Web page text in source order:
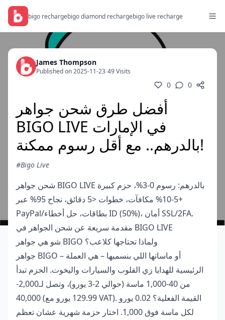
bigo rechargebigo diamond rechargebigo live recharge
James Thompson
Published on 2025-11-23/49 Visits
0 0
أفضل طرق شحن جواهر
BIGO LIVE في الإمارات
بالدرهم.. مع أقل رسوم ممكنة!
#Bigo Live
شحن جواهر BIGO LIVE بالدرهم: رسوم 0-3%، حزم كبيرة
+5-10% مكافآت، خطوات <5 دقائق، نجاح 95% عبر
PayPal/بطاقات، حل أخطاء ID (50%)، أمان SSL/2FA.
مقدمة سريعة عن شحن الجواهر في BIGO LIVE
شو هي جواهر BIGO ولماذا تحتاجها كلاعب؟
جواهر BIGO – أو ماساتها اللي بنسميها – هي العملة
الرئيسية للهدايا زي القلوب والسيارات واليخوت. الحزم تبدأ
من 40-1,000 ماسة (حوالي 2-3 يورو)، وتصل لـ2,000-
40,000 (129.99 يورو مع VAT). القيمة الفعلية؟ 0.02 يورو
لكل ماسة فوق 1,000. اختار حزمة شهرية عشان تعظم